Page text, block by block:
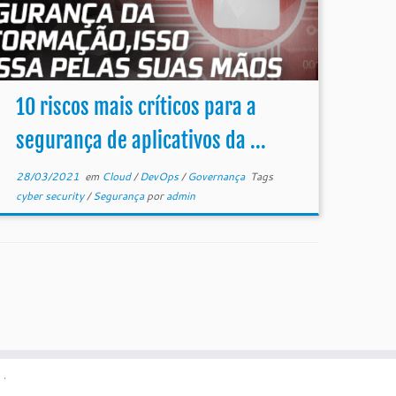
10 riscos mais críticos para a
segurança de aplicativos da ...
28/03/2021 em Cloud/DevOps/Governança Tags
cyber security/Segurançaporadmin
·